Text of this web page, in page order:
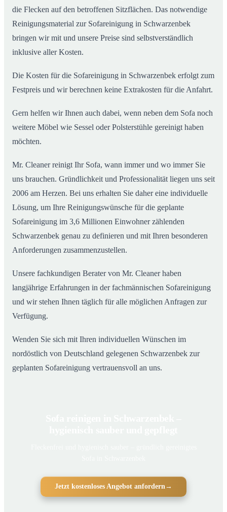
die Flecken auf den betroffenen Sitzflächen. Das notwendige
Reinigungsmaterial zur Sofareinigung in Schwarzenbek
bringen wir mit und unsere Preise sind selbstverständlich
inklusive aller Kosten.
Die Kosten für die Sofareinigung in Schwarzenbek erfolgt zum
Festpreis und wir berechnen keine Extrakosten für die Anfahrt.
Gern helfen wir Ihnen auch dabei, wenn neben dem Sofa noch
weitere Möbel wie Sessel oder Polsterstühle gereinigt haben
möchten.
Mr. Cleaner reinigt Ihr Sofa, wann immer und wo immer Sie
uns brauchen. Gründlichkeit und Professionalität liegen uns seit
2006 am Herzen. Bei uns erhalten Sie daher eine individuelle
Lösung, um Ihre Reinigungswünsche für die geplante
Sofareinigung im 3,6 Millionen Einwohner zählenden
Schwarzenbek genau zu definieren und mit Ihren besonderen
Anforderungen zusammenzustellen.
Unsere fachkundigen Berater von Mr. Cleaner haben
langjährige Erfahrungen in der fachmännischen Sofareinigung
und wir stehen Ihnen täglich für alle möglichen Anfragen zur
Verfügung.
Wenden Sie sich mit Ihren individuellen Wünschen im
nordöstlich von Deutschland gelegenen Schwarzenbek zur
geplanten Sofareinigung vertrauensvoll an uns.
Jetzt kostenloses Angebot anfordern →